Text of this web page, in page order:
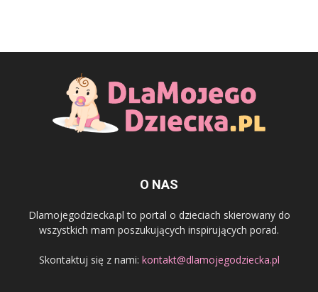
O NAS
Dlamojegodziecka.pl to portal o dzieciach skierowany do
wszystkich mam poszukujących inspirujących porad.
Skontaktuj się z nami: kontakt@dlamojegodziecka.pl